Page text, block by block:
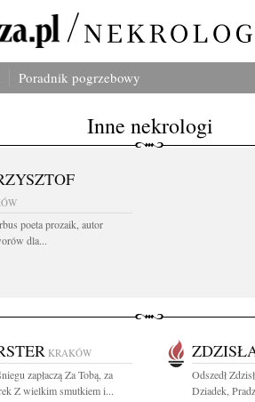
Poradnik pogrzebowy
Inne nekrologi
poeta prozaik, autor
dla...
KRAKÓW
zapłaczą Za Tobą, za
Z wielkim smutkiem i...
Odszedł
Dziadek,